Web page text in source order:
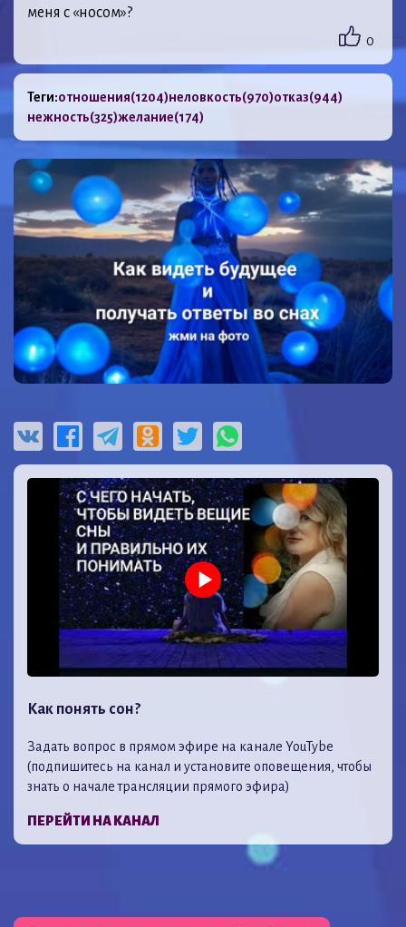
меня с «носом»?
0
Теги:отношения(1204)неловкость(970)отказ(944)
нежность(325)желание(174)
Как понять сон?
Задать вопрос в прямом эфире на канале YouTybe
(подпишитесь на канал и установите оповещения, чтобы
знать о начале трансляции прямого эфира)
ПЕРЕЙТИ НА КАНАЛ